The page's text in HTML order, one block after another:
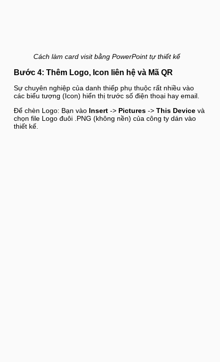
Cách làm card visit bằng PowerPoint tự thiết kế
Bước 4: Thêm Logo, Icon liên hệ và Mã QR
Sự chuyên nghiệp của danh thiếp phụ thuộc rất nhiều vào
các biểu tượng (Icon) hiển thị trước số điện thoại hay email.
Để chèn Logo: Bạn vào Insert -> Pictures -> This Device và
chọn file Logo đuôi .PNG (không nền) của công ty dán vào
thiết kế.